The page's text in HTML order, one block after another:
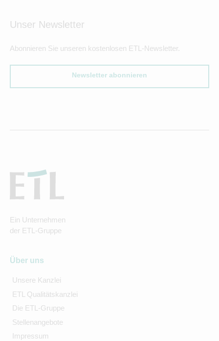
Unser Newsletter
Abonnieren Sie unseren kostenlosen ETL-Newsletter.
Newsletter abonnieren
Ein Unternehmen
der ETL-Gruppe
Über uns
Unsere Kanzlei
ETL Qualitätskanzlei
Die ETL-Gruppe
Stellenangebote
Impressum